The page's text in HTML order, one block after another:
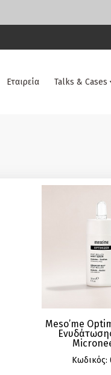
Εταιρεία Talks & Cases
Meso’me
Κωδικός: